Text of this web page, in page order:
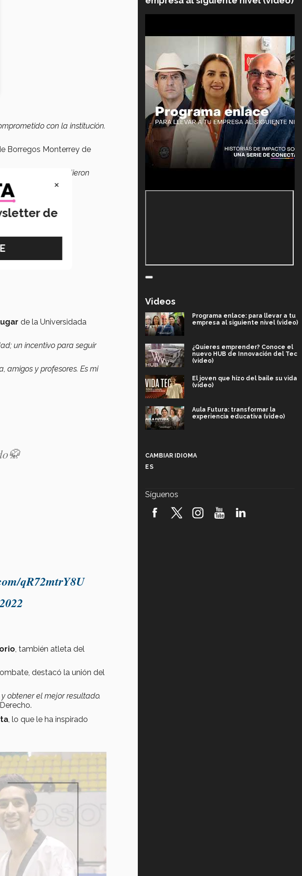
con la institución.
Borregos Monterrey de
vivo. Los chicos salieron
al 5 de junio.
con la
de la Universidada
un incentivo para seguir
amigos y profesores. Es mi
qR72mtrY8U
, también atleta del
destacó la unión del
obtener el mejor resultado.
, lo que le ha inspirado
Videos
Programa enlace: para llevar a tu
empresa al siguiente nivel (video)
¿Quieres emprender? Conoce el
nuevo HUB de Innovación del Tec
(video)
El joven que hizo del baile su vida
(video)
Aula Futura: transformar la
experiencia educativa (video)
robótica FIRST 2026! (video)
CAMBIAR IDIOMA
ES
Síguenos
×
de